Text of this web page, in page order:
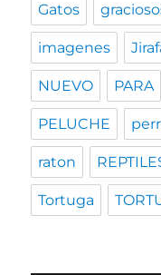
Gatos
imagenes
NUEVO PARA
PELUCHE
raton
Tortuga